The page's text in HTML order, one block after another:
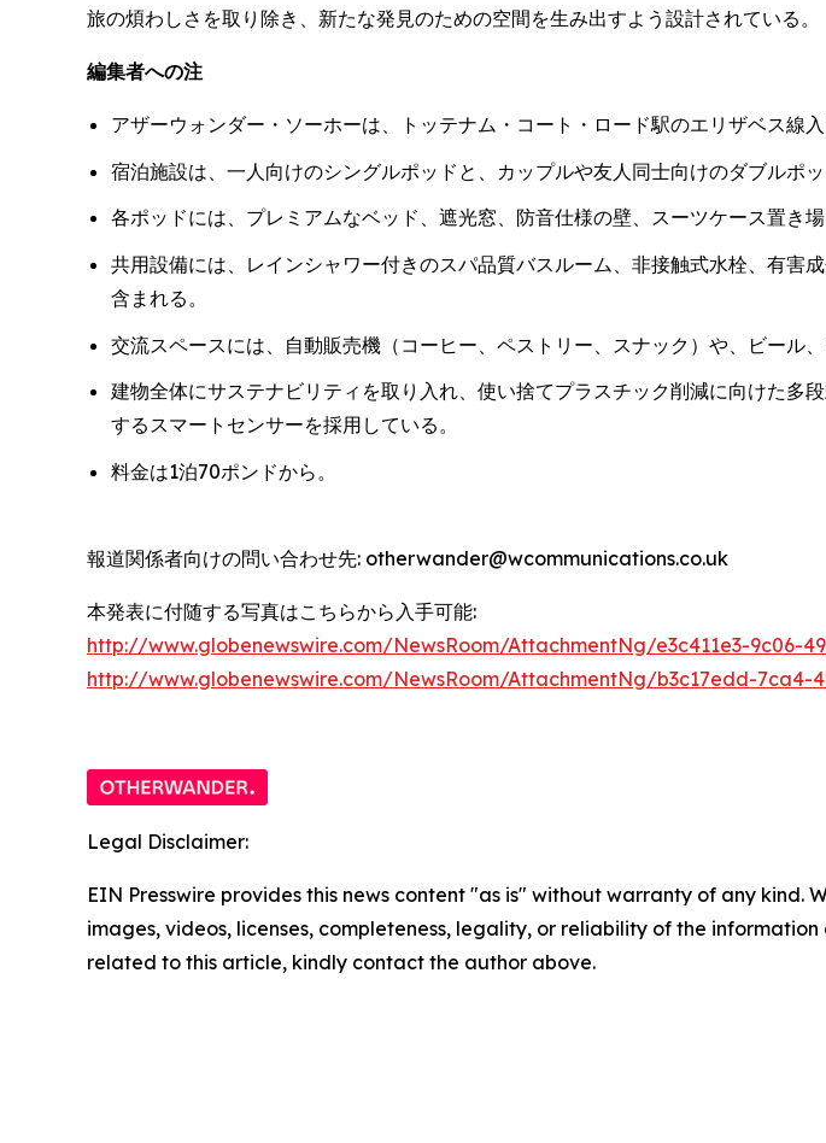
旅の煩わしさを取り除き、新たな発見のための空間を生み出すよう設計されている。
編集者への注
アザーウォンダー・ソーホーは、トッテナム・コート・ロード駅のエリザベス線
宿泊施設は、一人向けのシングルポッドと、カップルや友人同士向けのダブルポッ
各ポッドには、プレミアムなベッド、遮光窓、防音仕様の壁、スーツケース置き
共用設備には、レインシャワー付きのスパ品質バスルーム、非接触式水栓、有
含まれる。
交流スペースには、自動販売機（コーヒー、ペストリー、スナック）や、ビール
建物全体にサステナビリティを取り入れ、使い捨てプラスチック削減に向けた
するスマートセンサーを採用している。
料金は1泊70ポンドから。
報道関係者向けの問い合わせ先: otherwander@wcommunications.co.uk
本発表に付随する写真はこちらから入手可能:
http://www.globenewswire.com/NewsRoom/AttachmentNg/e3c411e3-9c06-
http://www.globenewswire.com/NewsRoom/AttachmentNg/b3c17edd-7ca4-
Legal Disclaimer:
EIN Presswire provides this news content "as is" without warranty of any
images, videos, licenses, completeness, legality, or reliability of the
related to this article, kindly contact the author above.